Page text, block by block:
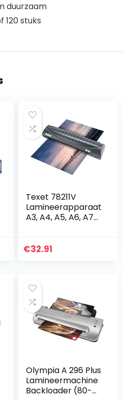
duurzaam
120 stuks
Texet 78211V
Lamineerapparaat
A3, A4, A5, A6, A7
€32.91
Olympia A 296 Plus
Lamineermachine
Backloader (80-